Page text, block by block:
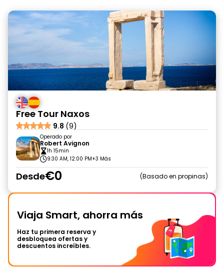
Free Tour Naxos
9.8 (9)
Operado por
Robert Avignon
1h 15min
9:30 AM, 12:00 PM+3 Más
Desde€0 Basado en propinas
Viaja Smart, ahorra más
Haz tu primera reserva y
desbloquea ofertas y
descuentos increíbles.